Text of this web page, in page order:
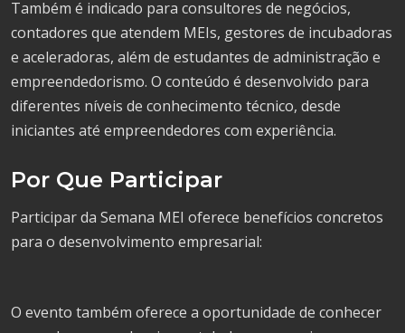
Também é indicado para consultores de negócios,
contadores que atendem MEIs, gestores de incubadoras
e aceleradoras, além de estudantes de administração e
empreendedorismo. O conteúdo é desenvolvido para
diferentes níveis de conhecimento técnico, desde
iniciantes até empreendedores com experiência.
Por Que Participar
Participar da Semana MEI oferece benefícios concretos
para o desenvolvimento empresarial:
O evento também oferece a oportunidade de conhecer